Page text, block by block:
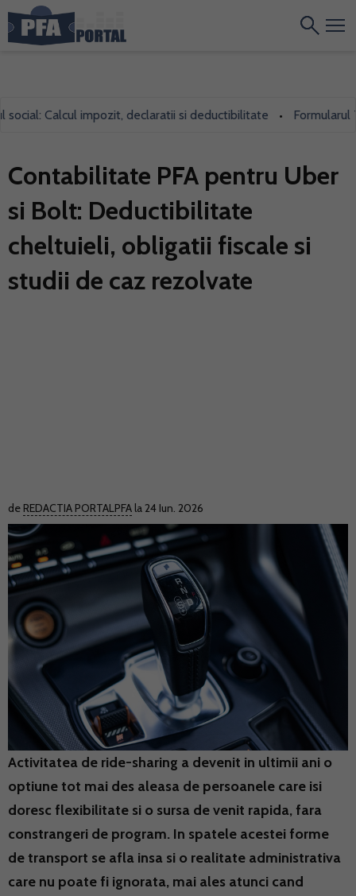
Calcul impozit, declaratii si deductibilitate • Formularul 700,
Contabilitate PFA pentru Uber
si Bolt: Deductibilitate
cheltuieli, obligatii fiscale si
studii de caz rezolvate
de REDACTIA PORTALPFA la 24 Iun. 2026
Activitatea de ride-sharing a devenit in ultimii ani o
optiune tot mai des aleasa de persoanele care isi
doresc flexibilitate si o sursa de venit rapida, fara
constrangeri de program. In spatele acestei forme
de transport se afla insa si o realitate administrativa
care nu poate fi ignorata, mai ales atunci cand